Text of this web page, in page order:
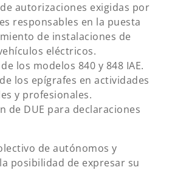
autorizaciones exigidas por
responsables en la puesta
de instalaciones de
eléctricos.
los modelos 840 y 848 IAE.
los epígrafes en actividades
y profesionales.
de DUE para declaraciones
de autónomos y
posibilidad de expresar su